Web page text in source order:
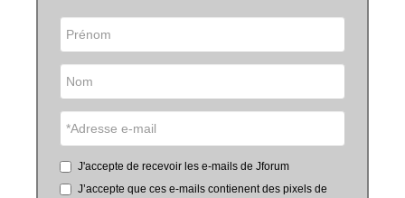
J'accepte de recevoir les e-mails de Jforum
J’accepte que ces e-mails contienent des pixels de